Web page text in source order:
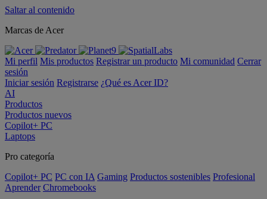
Saltar al contenido
Marcas de Acer
Mi perfil Mis productos Registrar un producto Mi comunidad Cerrar
sesión
Iniciar sesión Registrarse ¿Qué es Acer ID?
AI
Productos
Productos nuevos
Copilot+ PC
Laptops
Pro categoría
Copilot+ PC PC con IA Gaming Productos sostenibles Profesional
Aprender Chromebooks